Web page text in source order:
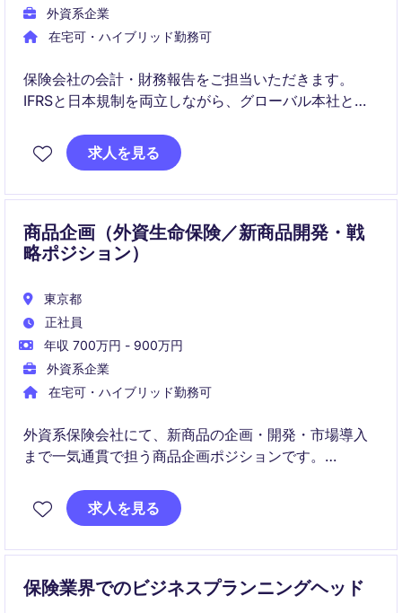
外資系企業
在宅可・ハイブリッド勤務可
保険会社の会計・財務報告をご担当いただきます。
IFRSと日本規制を両立しながら、グローバル本社との
求人を見る
商品企画（外資生命保険／新商品開発・戦
略ポジション）
東京都
正社員
年収 700万円 - 900万円
外資系企業
在宅可・ハイブリッド勤務可
外資系保険会社にて、新商品の企画・開発・市場導入
まで一気通貫で担う商品企画ポジションです。
略的な商品開発を推進いただきます。
求人を見る
保険業界でのビジネスプランニングヘッド